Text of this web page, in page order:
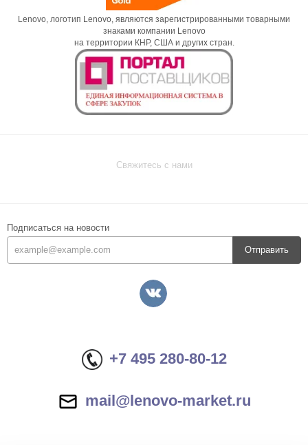
Lenovo, логотип Lenovo, являются зарегистрированными товарными
знаками компании Lenovo
на территории КНР, США и других стран.
Свяжитесь с нами
Подписаться на новости
Отправить
+7 495 280-80-12
mail@lenovo-market.ru